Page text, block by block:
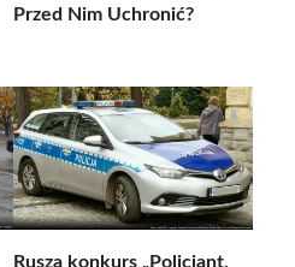
Przed Nim Uchronić?
Rusza konkurs „Policjant,